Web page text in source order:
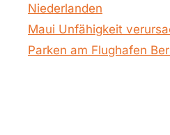
Niederlanden
Maui Unfähigkeit
Parken am Flughafen